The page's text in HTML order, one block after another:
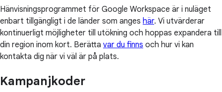
Hänvisningsprogrammet för Google Workspace är i nuläget
enbart tillgängligt i de länder som anges här. Vi utvärderar
kontinuerligt möjligheter till utökning och hoppas expandera till
din region inom kort. Berätta var du finns och hur vi kan
kontakta dig när vi väl är på plats.
Kampanjkoder